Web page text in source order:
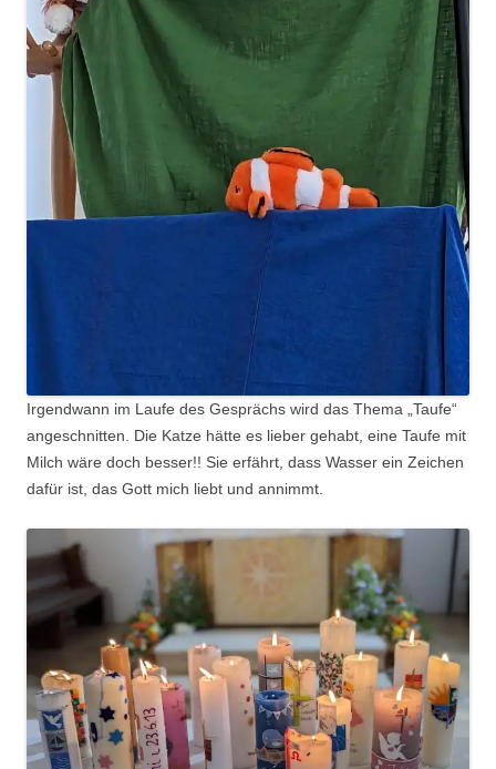
Irgendwann im Laufe des Gesprächs wird das Thema „Taufe“
angeschnitten. Die Katze hätte es lieber gehabt, eine Taufe mit
Milch wäre doch besser!! Sie erfährt, dass Wasser ein Zeichen
dafür ist, das Gott mich liebt und annimmt.